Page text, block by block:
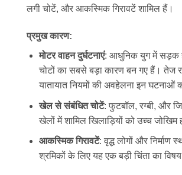
लगी चोटें, और आकस्मिक गिरावटें शामिल हैं।
प्रमुख कारण:
मोटर वाहन दुर्घटनाएं: आधुनिक युग में सड़क
चोटों का सबसे बड़ा कारण बन गए हैं। तेज
यातायात नियमों की अवहेलना इन घटनाओं
खेल से संबंधित चोटें: फुटबॉल, रग्बी, और
खेलों में शामिल खिलाड़ियों को उच्च जोखिम
आकस्मिक गिरावटें: वृद्ध लोगों और निर्माण
श्रमिकों के लिए यह एक बड़ी चिंता का